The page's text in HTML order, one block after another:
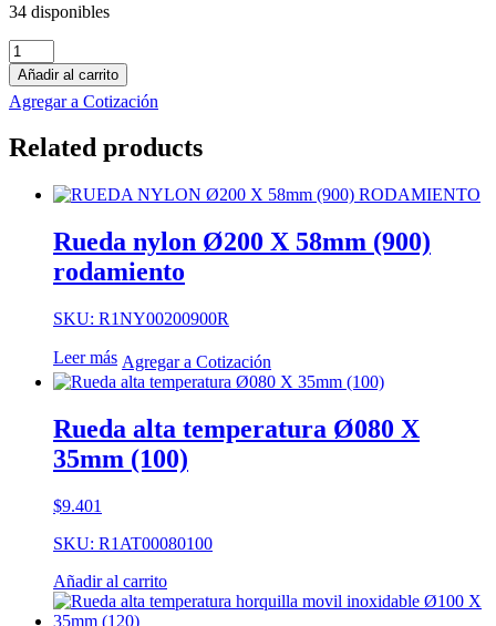
34 disponibles
Rueda
aluminio
poliuretano
horquilla
con
pesante
cantidad
Añadir al carrito
Agregar a Cotización
Related products
Rueda nylon Ø200 X 58mm (900)
rodamiento
SKU: R1NY00200900R
Leer más Agregar a Cotización
Rueda alta temperatura Ø080 X
35mm (100)
$9.401
SKU: R1AT00080100
Añadir al carrito